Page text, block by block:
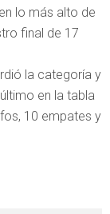
lo más alto de
final de 17
la categoría y
en la tabla
10 empates y